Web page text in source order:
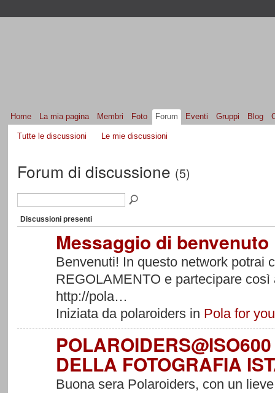
Home La mia pagina Membri Foto Forum Eventi Gruppi Blog
Tutte le discussioni Le mie discussioni
Forum di discussione (5)
Discussioni presenti
Messaggio di benvenuto
Benvenuti! In questo network potrai
REGOLAMENTO e partecipare
http://pola…
Iniziata da polaroiders in Pola for you
DELLA FOTOGRAFIA
Buona sera Polaroiders, con un